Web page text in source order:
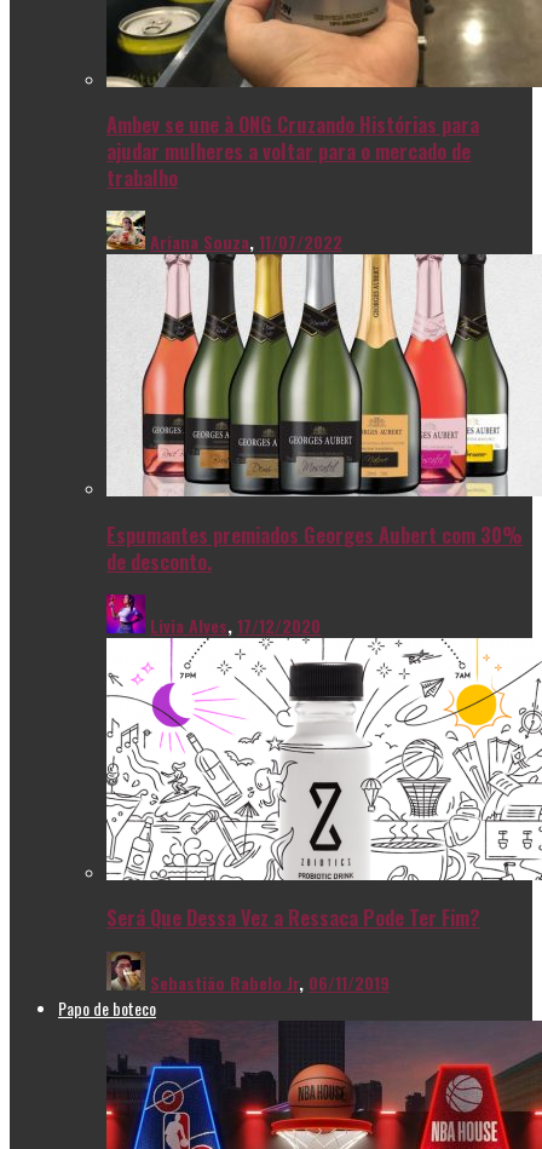
Ambev se une à ONG Cruzando Histórias para
ajudar mulheres a voltar para o mercado de
trabalho
Ariana Souza,11/07/2022
Espumantes premiados Georges Aubert com 30%
de desconto.
Livia Alves,17/12/2020
Será Que Dessa Vez a Ressaca Pode Ter Fim?
Sebastião Rabelo Jr, 06/11/2019
Papo de boteco